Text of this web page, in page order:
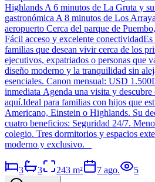
Highlands A 6 minutos de La Gruta y
gastronómica A 8 minutos de Los
aeropuerto Cerca del parque de
Fácil acceso y excelente
familias que desean vivir cerca de los
ejecutivos, expatriados o personas que
diseño moderno y la tranquilidad sin
esenciales. Canon mensual: USD
inmediata Agenda una visita y
aquí.Ideal para familias con hijos que
Americano, Einstein o Highlands. Su
cuatro beneficios: Seguridad 24/7.
colegio. Tres dormitorios y espacios
moderno y exclusivo.
3 3 243 m² 7 ago. 5